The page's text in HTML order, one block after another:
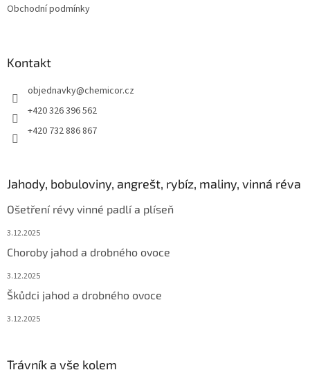
Obchodní podmínky
Kontakt
objednavky@chemicor.cz
+420 326 396 562
+420 732 886 867
Jahody, bobuloviny, angrešt, rybíz, maliny, vinná réva
Ošetření révy vinné padlí a plíseň
3.12.2025
Choroby jahod a drobného ovoce
3.12.2025
Škůdci jahod a drobného ovoce
3.12.2025
Trávník a vše kolem